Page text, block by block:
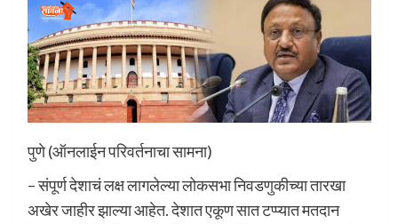
पुणे (ऑनलाईन परिवर्तनाचा सामना)
– संपूर्ण देशाचं लक्ष लागलेल्या लोकसभा निवडणुकीच्या तारखा
अखेर जाहीर झाल्या आहेत. देशात एकूण सात टप्प्यात मतदान